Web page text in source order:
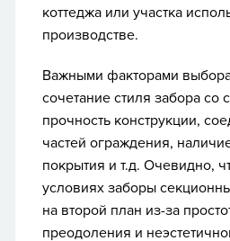
коттеджа или участка
производстве.
Важными факторами
сочетание стиля забора со
прочность конструкции,
частей ограждения,
покрытия и т.д. Очевидно,
условиях заборы
на второй план из-за
преодоления и